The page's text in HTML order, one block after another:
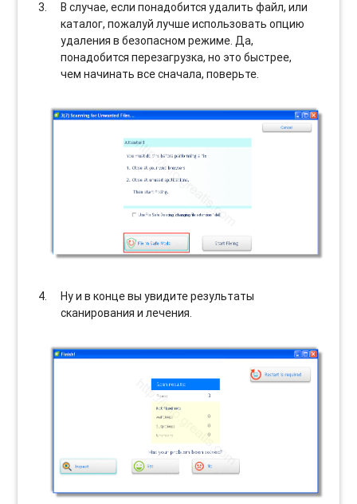
В случае, если понадобится удалить файл, или
каталог, пожалуй лучше использовать опцию
удаления в безопасном режиме. Да,
понадобится перезагрузка, но это быстрее,
чем начинать все сначала, поверьте.
Ну и в конце вы увидите результаты
сканирования и лечения.